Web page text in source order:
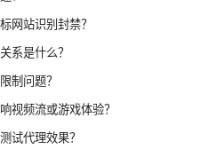
网站识别封禁？
系是什么？
制问题？
视频流或游戏体验？
试代理效果？